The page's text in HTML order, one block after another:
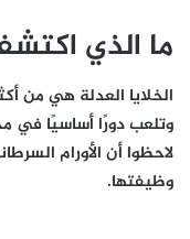
ما الذي
الخلايا العدلة هي من
وتلعب دورًا أساسيًا في
لاحظوا أن الأورام
وظيفتها.